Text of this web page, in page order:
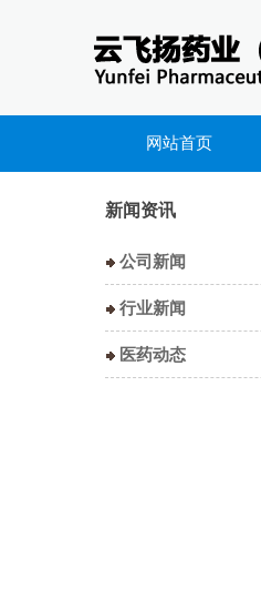
网站首页
新闻资讯
公司新闻
行业新闻
医药动态